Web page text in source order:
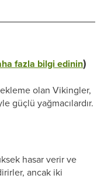
fazla bilgi edinin)
olan Vikingler,
güçlü yağmacılardır.
hasar verir ve
ancak iki